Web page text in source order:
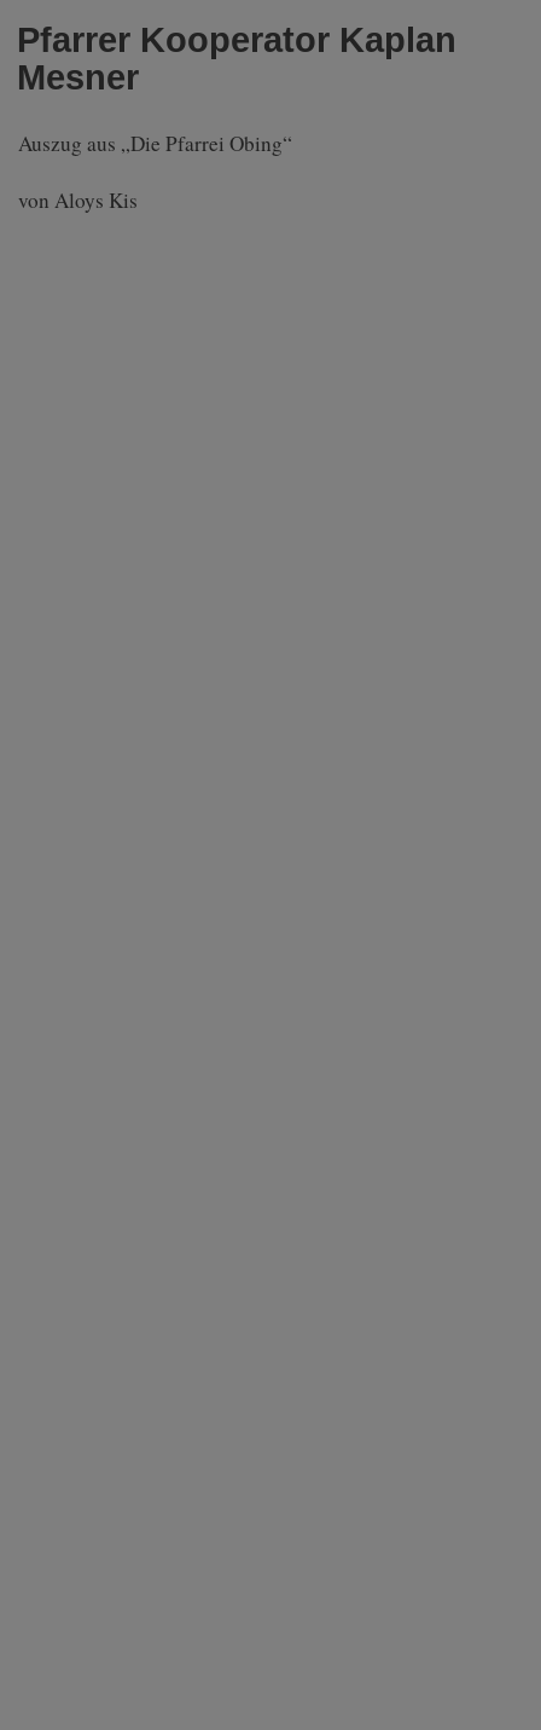
Pfarrer Kooperator Kaplan
Mesner
Auszug aus „Die Pfarrei Obing“
von Aloys Kis